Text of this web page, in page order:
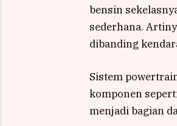
bensin
sederhana.
dibanding
Sistem
komponen
menjadi bagian